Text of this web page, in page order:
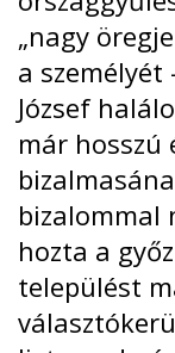
„nagy
a személyét
József
már hosszú
bizalommal
hozta a
települést